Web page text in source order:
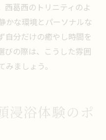
西葛西のトリニティのよ
かな環境とパーソナルな
自分だけの癒やし時間を
びの際は、こうした雰囲
ましょう。
浸浴体験のポ